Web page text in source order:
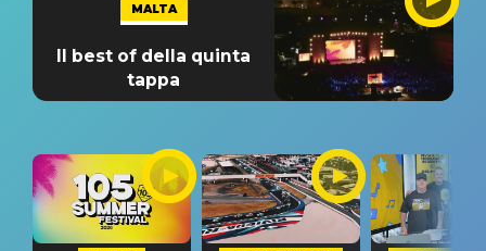
MALTA
Il best of della quinta
tappa